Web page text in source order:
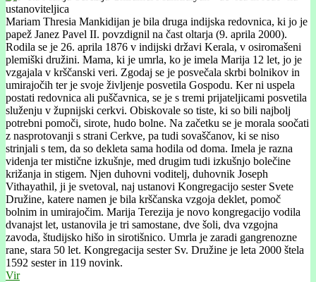
Mariam Thresia Mankidijan je bila druga indijska redovnica, ki jo je
papež Janez Pavel II. povzdignil na čast oltarja (9. aprila 2000).
Rodila se je 26. aprila 1876 v indijski državi Kerala, v osiromašeni
plemiški družini. Mama, ki je umrla, ko je imela Marija 12 let, jo je
vzgajala v krščanski veri. Zgodaj se je posvečala skrbi bolnikov in
umirajočih ter je svoje življenje posvetila Gospodu. Ker ni uspela
postati redovnica ali puščavnica, se je s tremi prijateljicami posvetila
služenju v župnijski cerkvi. Obiskovale so tiste, ki so bili najbolj
potrebni pomoči, sirote, hudo bolne. Na začetku se je morala soočati
z nasprotovanji s strani Cerkve, pa tudi sovaščanov, ki se niso
strinjali s tem, da so dekleta sama hodila od doma. Imela je razna
videnja ter mistične izkušnje, med drugim tudi izkušnjo bolečine
križanja in stigem. Njen duhovni voditelj, duhovnik Joseph
Vithayathil, ji je svetoval, naj ustanovi Kongregacijo sester Svete
Družine, katere namen je bila krščanska vzgoja deklet, pomoč
bolnim in umirajočim. Marija Terezija je novo kongregacijo vodila
dvanajst let, ustanovila je tri samostane, dve šoli, dva vzgojna
zavoda, študijsko hišo in sirotišnico. Umrla je zaradi gangrenozne
rane, stara 50 let. Kongregacija sester Sv. Družine je leta 2000 štela
1592 sester in 119 novink.
Vir